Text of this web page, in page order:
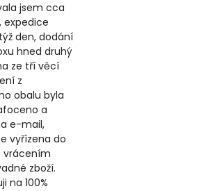
jsem cca
expedice
den, dodání
hned druhý
ze tří věcí
z
obalu byla
a
e-mail,
vyřízena do
vrácením
zboží.
na 100%